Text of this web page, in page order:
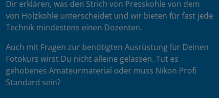
Dir erklären, was den Strich von Presskohle von dem
von Holzkohle unterscheidet und wir bieten für fast jede
Technik mindestens einen Dozenten.
Auch mit Fragen zur benötigten Ausrüstung für Deinen
Fotokurs wirst Du nicht alleine gelassen. Tut es
gehobenes Amateurmaterial oder muss Nikon Profi
Standard sein?